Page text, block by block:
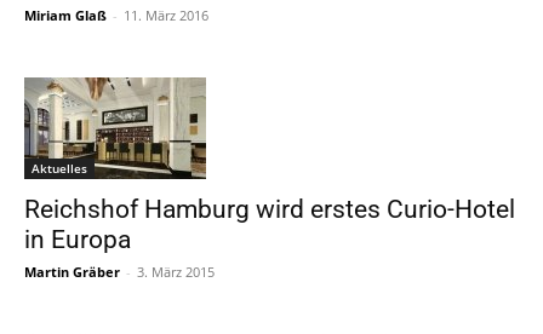
Miriam Glaß - 11. März 2016
Aktuelles
Reichshof Hamburg wird erstes Curio-Hotel
in Europa
Martin Gräber - 3. März 2015